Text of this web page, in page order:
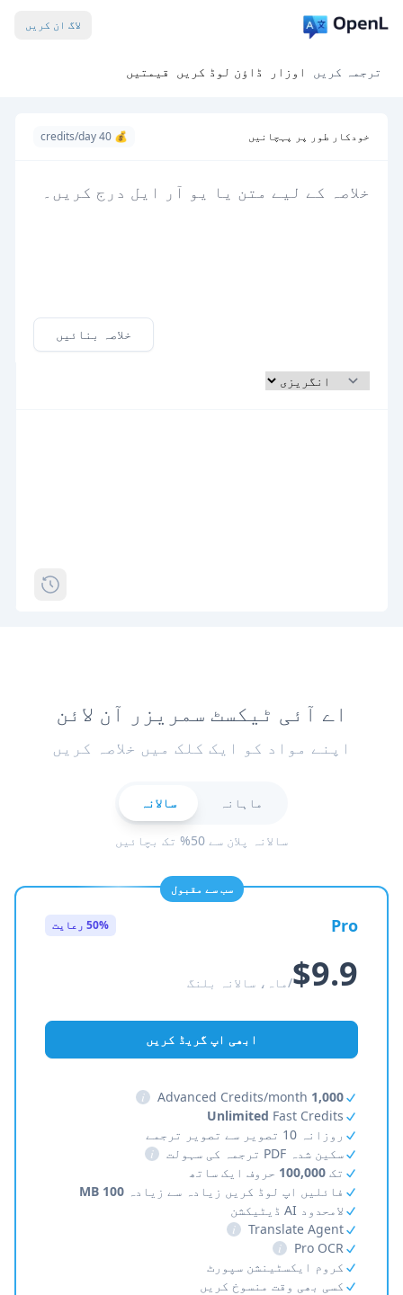
لاگ ان کریں
ترجمہ کریں اوزار ڈاؤن لوڈ کریں قیمتیں
خودکار طور پر پہچانیں 💰 40 credits/day
خلاصہ بنائیں
اے آئی ٹیکسٹ سمریزر آن لائن
اپنے مواد کو ایک کلک میں خلاصہ کریں
ماہانہ سالانہ
سالانہ پلان سے 50% تک بچائیں
سب سے مقبول
Pro 50% رعایت
$9.9/ماہ، سالانہ بلنگ
ابھی اپ گریڈ کریں
1,000
i
Unlimited Fast Credits
روزانہ 10 تصویر سے تصویر ترجمے
سکین شدہ PDF ترجمہ کی سہولت
i
تک 100,000 حروف ایک ساتھ
فائلیں اپ لوڈ کریں زیادہ سے زیادہ 100 MB
لامحدود AI ڈیٹیکشن
Translate Agent
i
Pro OCR
i
کروم ایکسٹینشن سپورٹ
کسی بھی وقت منسوخ کریں